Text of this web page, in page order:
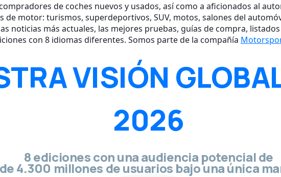
de coches nuevos y usados, así como a aficionados al
motor: turismos, superdeportivos, SUV, motos, salones del
noticias más actuales, las mejores pruebas, guías de compra,
con 8 idiomas diferentes. Somos parte de la compañía
VISIÓN
2026
8 ediciones con una audiencia potencial de
de 4.300 millones de usuarios bajo una única